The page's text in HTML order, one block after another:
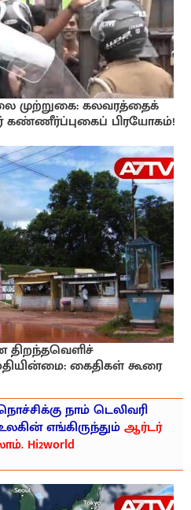
முற்றுகை: கலவரத்தைக்
கண்ணீர்ப்புகைப் பிரயோகம்!
திறந்தவெளிச்
கைதிகள் கூரை
நாம் டெலிவரி
எங்கிருந்தும்ஆர்டர்
Hi2world